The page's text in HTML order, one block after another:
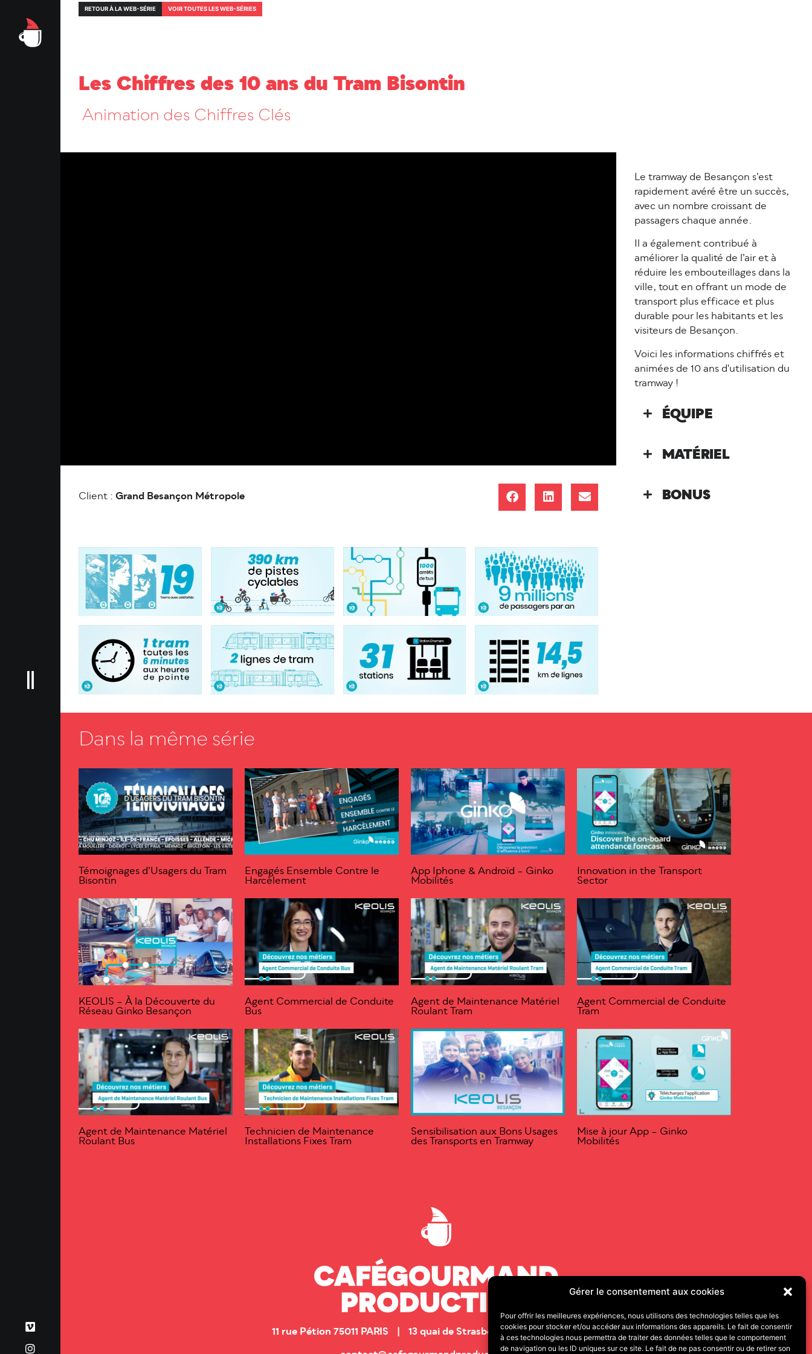
Gérer le consentement aux cookies
Pour offrir les meilleures expériences, nous utilisons des technologies telles que les
cookies pour stocker et/ou accéder aux informations des appareils. Le fait de consentir
à ces technologies nous permettra de traiter des données telles que le comportement
de navigation ou les ID uniques sur ce site. Le fait de ne pas consentir ou de retirer son
RETOUR À LA WEB-SÉRIE VOIR TOUTES LES WEB-SÉRIES
Les Chiffres des 10 ans du Tram Bisontin
Animation des Chiffres Clés
Client :Grand Besançon Métropole
Le tramway de Besançon s’est
rapidement avéré être un succès,
avec un nombre croissant de
passagers chaque année.
Il a également contribué à
améliorer la qualité de l’air et à
réduire les embouteillages dans la
ville, tout en offrant un mode de
transport plus efficace et plus
durable pour les habitants et les
visiteurs de Besançon.
Voici les informations chiffrés et
animées de 10 ans d'utilisation du
tramway !
ÉQUIPE
MATÉRIEL
BONUS
Dans la même série
Témoignages d’Usagers du Tram
Bisontin
Engagés Ensemble Contre le
Harcèlement
App Iphone & Androïd – Ginko
Mobilités
Innovation in the Transport
Sector
KEOLIS – À la Découverte du
Réseau Ginko Besançon
Agent Commercial de Conduite
Bus
Agent de Maintenance Matériel
Roulant Tram
Agent Commercial de Conduite
Tram
Agent de Maintenance Matériel
Roulant Bus
Technicien de Maintenance
Installations Fixes Tram
Sensibilisation aux Bons Usages
des Transports en Tramway
Mise à jour App – Ginko
Mobilités
11 rue Pétion 75011 PARIS | 13 quai de Strasbourg 25000 BESANÇON